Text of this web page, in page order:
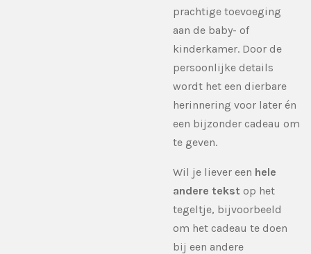
prachtige toevoeging
aan de baby- of
kinderkamer. Door de
persoonlijke details
wordt het een dierbare
herinnering voor later én
een bijzonder cadeau om
te geven.
Wil je liever een hele
andere tekst op het
tegeltje, bijvoorbeeld
om het cadeau te doen
bij een andere